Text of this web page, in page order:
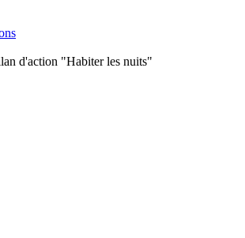
d'action "Habiter les nuits"